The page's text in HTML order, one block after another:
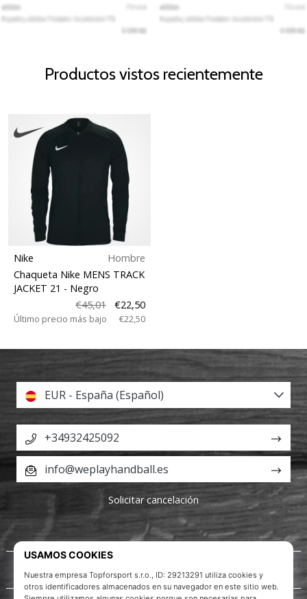
Productos vistos recientemente
Nike
Hombre
Chaqueta Nike MENS TRACK
JACKET 21 - Negro
€45,01
€22,50
Último precio más bajo €22,50
Acerca de nosotros
EUR - España (Español)
+34932425092
info@weplayhandball.es
Solicitar cancelación